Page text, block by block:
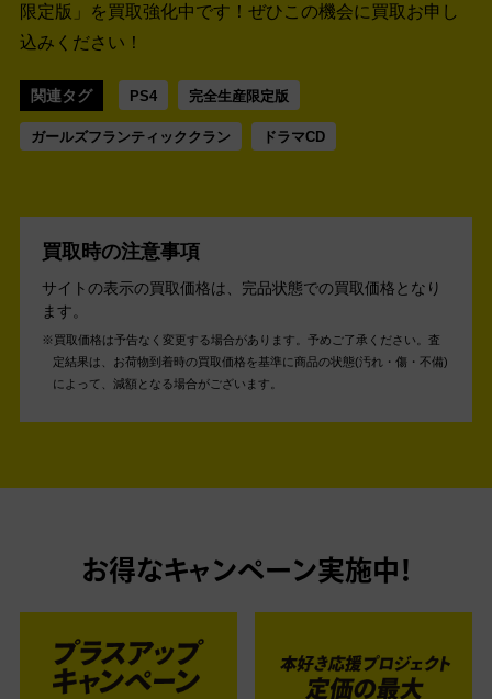
限定版」を買取強化中です！ ぜひこの機会に買取お申し
込みください！
関連タグ PS4 完全生産限定版
ガールズフランティッククラン ドラマCD
買取時の注意事項
サイトの表示の買取価格は、完品状態での買取価格となり
ます。
買取価格は予告なく変更する場合があります。予めご了承ください。 査
定結果は、お荷物到着時の買取価格を基準に商品の状態(汚れ・傷・不備)
によって、減額となる場合がございます。
お得なキャンペーン実施中！